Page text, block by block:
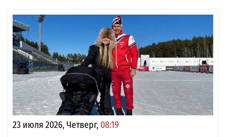
23 июля 2026, Четверг, 08:19